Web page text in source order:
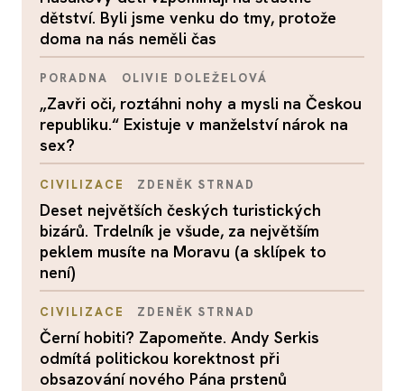
dětství. Byli jsme venku do tmy, protože
doma na nás neměli čas
PORADNA OLIVIE DOLEŽELOVÁ
„Zavři oči, roztáhni nohy a mysli na Českou
republiku.“ Existuje v manželství nárok na
sex?
CIVILIZACE ZDENĚK STRNAD
Deset největších českých turistických
bizárů. Trdelník je všude, za největším
peklem musíte na Moravu (a sklípek to
není)
CIVILIZACE ZDENĚK STRNAD
Černí hobiti? Zapomeňte. Andy Serkis
odmítá politickou korektnost při
obsazování nového Pána prstenů